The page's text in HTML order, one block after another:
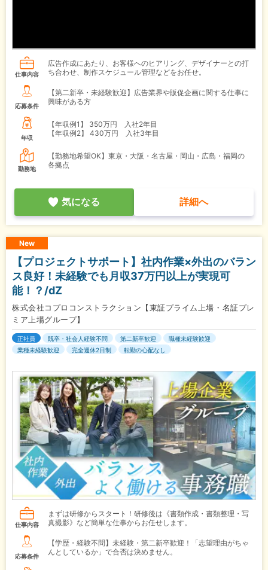
仕事内容
広告作成にあたり、お客様へのヒアリング、デザイナーとの打
ち合わせ、制作スケジュール管理などをお任せ。
応募条件
【第二新卒・未経験歓迎】広告業界や販促企画に関する仕事に
興味がある方
年収
【年収例1】
350万円 入社2年目
【年収例2】
430万円 入社3年目
勤務地
【勤務地希望OK】東京・大阪・名古屋・岡山・広島・福岡の
各拠点
気になる 詳細へ
New
【プロジェクトサポート】社内作業×外出のバラン
ス良好！未経験でも月収37万円以上が実現可
能！？/dZ
株式会社コプロコンストラクション【東証プライム上場・名証プレ
ミア上場グループ】
正社員 既卒・社会人経験不問 第二新卒歓迎
職種未経験歓迎
業種未経験歓迎
完全週休2日制 転勤の心配なし
仕事内容
まずは研修からスタート！研修後は《書類作成・書類整理・写
真撮影》など簡単な仕事からお任せします。
応募条件
【学歴・経験不問】未経験・第二新卒歓迎！「志望理由がちゃ
んとしているか」で合否は決めません。